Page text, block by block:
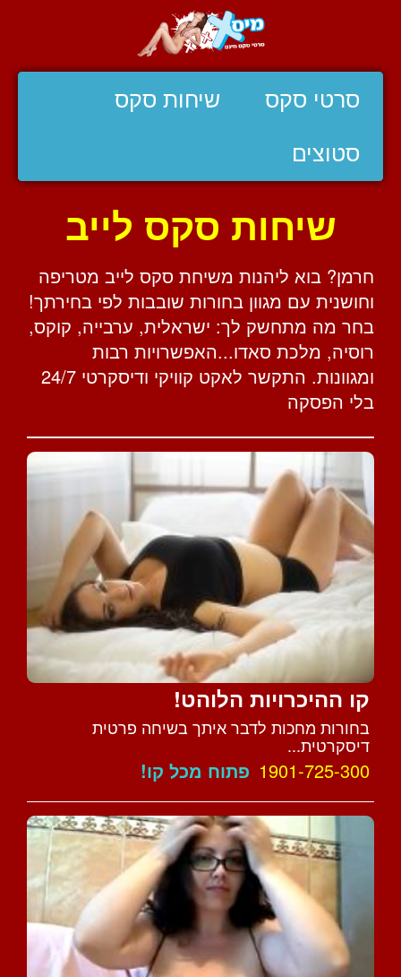
סרטי סקס שיחות סקס
סטוצים
שיחות סקס לייב
חרמן? בוא ליהנות משיחת סקס לייב מטריפה
וחושנית עם מגוון בחורות שובבות לפי בחירתך!
בחר מה מתחשק לך: ישראלית, ערבייה, קוקס,
רוסיה, מלכת סאדו...האפשרויות רבות
ומגוונות. התקשר לאקט קוויקי ודיסקרטי 24/7
בלי הפסקה
קו ההיכרויות הלוהט!
בחורות מחכות לדבר איתך בשיחה פרטית
דיסקרטית...
1901-725-300 פתוח מכל קו!